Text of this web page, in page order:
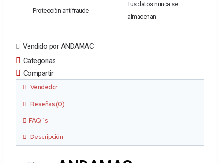
Protección antifraude
Tus datos nunca se
almacenan
Vendido por ANDAMAC
Categorias
Compartir
Vendedor
Reseñas (0)
FAQ´s
Descripción